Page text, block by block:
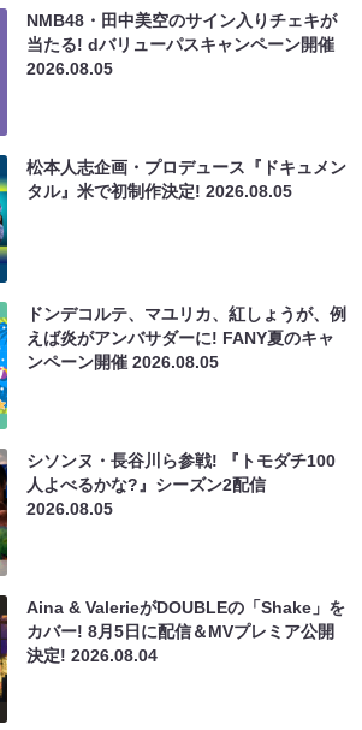
NMB48・田中美空のサイン入りチェキが
当たる! dバリューパスキャンペーン開催
2026.08.05
松本人志企画・プロデュース『ドキュメン
タル』米で初制作決定!2026.08.05
ドンデコルテ、マユリカ、紅しょうが、例
えば炎がアンバサダーに! FANY夏のキャ
ンペーン開催2026.08.05
シソンヌ・長谷川ら参戦! 『トモダチ100
人よべるかな?』シーズン2配信
2026.08.05
Aina & ValerieがDOUBLEの「Shake」を
カバー! 8月5日に配信＆MVプレミア公開
決定!2026.08.04